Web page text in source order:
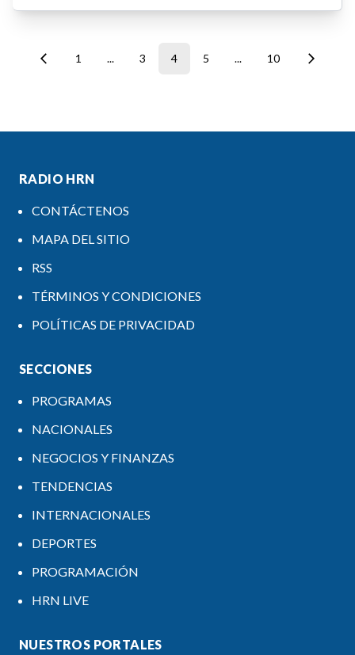
1 ... 3 4 5 ... 10
RADIO HRN
CONTÁCTENOS
MAPA DEL SITIO
RSS
TÉRMINOS Y CONDICIONES
POLÍTICAS DE PRIVACIDAD
SECCIONES
PROGRAMAS
NACIONALES
NEGOCIOS Y FINANZAS
TENDENCIAS
INTERNACIONALES
DEPORTES
PROGRAMACIÓN
HRN LIVE
NUESTROS PORTALES